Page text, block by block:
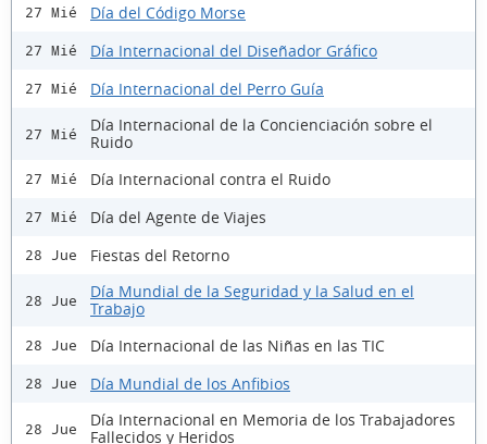
27 Mié Día del Código Morse
27 Mié Día Internacional del Diseñador Gráfico
27 Mié Día Internacional del Perro Guía
27 Mié
Día Internacional de la Concienciación sobre el
Ruido
27 Mié Día Internacional contra el Ruido
27 Mié Día del Agente de Viajes
28 Jue Fiestas del Retorno
28 Jue
Día Mundial de la Seguridad y la Salud en el
Trabajo
28 Jue Día Internacional de las Niñas en las TIC
28 Jue Día Mundial de los Anfibios
28 Jue
Día Internacional en Memoria de los Trabajadores
Fallecidos y Heridos